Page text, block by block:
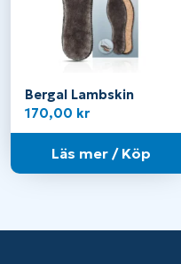
Bergal Lambskin
170,00 kr
Läs mer / Köp